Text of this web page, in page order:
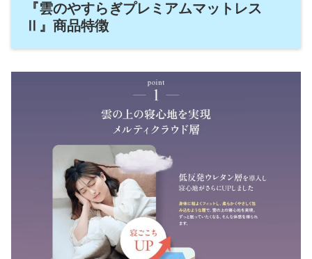
『雲のやすらぎプレミアムマットレス
Ⅱ』商品特徴